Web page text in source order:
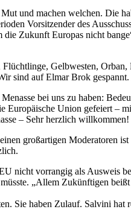
und machen welchen. Die
Vorsitzender des
Zukunft Europas nicht
Gelbwesten,
sind auf Elmar Brok
bei uns zu haben:
Europäische Union gefeiert –
– Sehr herzlich willkommen!
großartigen Moderatoren
nicht vorrangig als Ausweis
„Allem Zukünftigen
Sie haben Zulauf. Salvini